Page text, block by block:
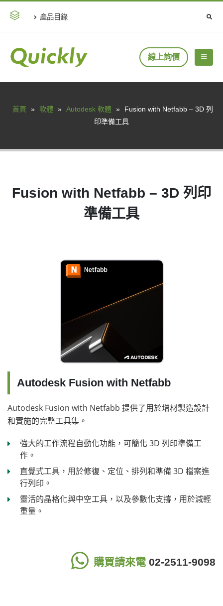
產品目錄
線上詢價
首頁 » 軟體 » Autodesk 軟體 »
Fusion with Netfabb – 3D 列
印準備工具
Fusion with Netfabb – 3D 列印
準備工具
Autodesk Fusion with Netfabb
Autodesk Fusion with Netfabb 提供了用於增材製造設計
和實施的完整工具集。
強大的工作流程自動化功能，可簡化 3D 列印準備工
作。
直覺式工具，用於修復、定位、排列和準備 3D 檔案進
行列印。
靈活的晶格化與中空工具，以及參數化支撐，用於減輕
重量。
購買請來電 02-2511-9098